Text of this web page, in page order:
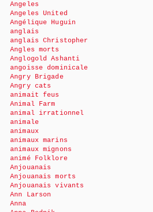
Angeles
Angeles United
Angélique Huguin
anglais
anglais Christopher
Angles morts
Anglogold Ashanti
angoisse dominicale
Angry Brigade
Angry cats
animait feus
Animal Farm
animal irrationnel
animale
animaux
animaux marins
animaux mignons
animé Folklore
Anjouanais
Anjouanais morts
Anjouanais vivants
Ann Larson
Anna